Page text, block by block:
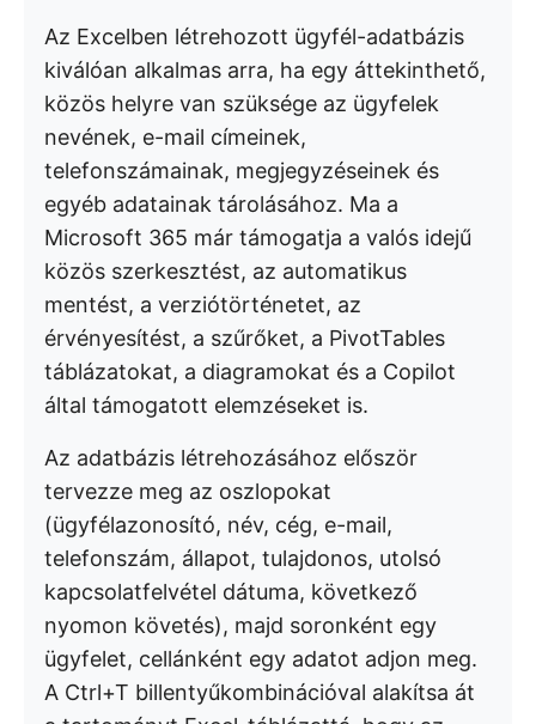
Az Excelben létrehozott ügyfél-adatbázis
kiválóan alkalmas arra, ha egy áttekinthető,
közös helyre van szüksége az ügyfelek
nevének, e-mail címeinek,
telefonszámainak, megjegyzéseinek és
egyéb adatainak tárolásához. Ma a
Microsoft 365 már támogatja a valós idejű
közös szerkesztést, az automatikus
mentést, a verziótörténetet, az
érvényesítést, a szűrőket, a PivotTables
táblázatokat, a diagramokat és a Copilot
által támogatott elemzéseket is.
Az adatbázis létrehozásához először
tervezze meg az oszlopokat
(ügyfélazonosító, név, cég, e-mail,
telefonszám, állapot, tulajdonos, utolsó
kapcsolatfelvétel dátuma, következő
nyomon követés), majd soronként egy
ügyfelet, cellánként egy adatot adjon meg.
A Ctrl+T billentyűkombinációval alakítsa át